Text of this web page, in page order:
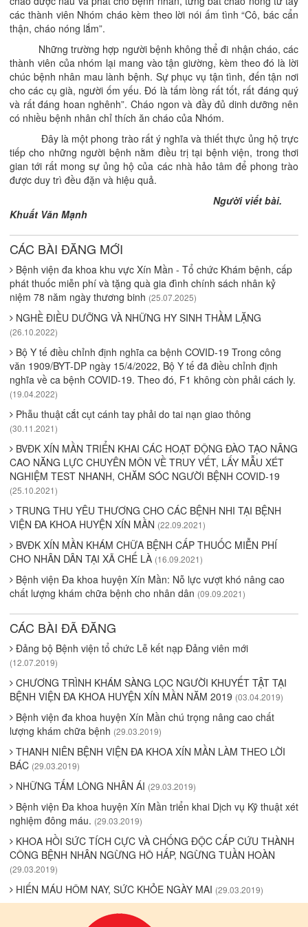
các thành viên Nhóm cháo kèm theo lời nói ấm tình “Cô, bác cẩn
thận, cháo nóng lắm”.
Những trường hợp người bệnh không thể đi nhận cháo, các
thành viên của nhóm lại mang vào tận giường, kèm theo đó là lời
chúc bệnh nhân mau lành bệnh. Sự phục vụ tận tình, đến tận nơi
cho các cụ già, người ốm yếu. Đó là tấm lòng rất tốt, rất đáng quý
và rất đáng hoan nghênh”. Cháo ngon và đầy đủ dinh dưỡng nên
có nhiều bệnh nhân chỉ thích ăn cháo của Nhóm.
Đây là một phong trào rất ý nghĩa và thiết thực ủng hộ trực
tiếp cho những người bệnh nằm điều trị tại bệnh viện, trong thơi
gian tới rất mong sự ủng hộ của các nhà hảo tâm để phong trào
được duy trì đều đặn và hiệu quả.
Người viết bài.
Khuất Văn Mạnh
CÁC BÀI ĐĂNG MỚI
Bệnh viện đa khoa khu vực Xín Mần - Tổ chức Khám bệnh, cấp
phát thuốc miễn phí và tặng quà gia đình chính sách nhân kỷ
niệm 78 năm ngày thương binh (25.07.2025)
NGHỀ ĐIỀU DƯỠNG VÀ NHỮNG HY SINH THẦM LẶNG
(26.10.2022)
Bộ Y tế điều chỉnh định nghĩa ca bệnh COVID-19 Trong công
văn 1909/BYT-DP ngày 15/4/2022, Bộ Y tế đã điều chỉnh định
nghĩa về ca bệnh COVID-19. Theo đó, F1 không còn phải cách ly.
(19.04.2022)
Phẫu thuật cắt cụt cánh tay phải do tai nạn giao thông
(30.11.2021)
BVĐK XÍN MẦN TRIỂN KHAI CÁC HOẠT ĐỘNG ĐÀO TẠO NÂNG
CAO NĂNG LỰC CHUYÊN MÔN VỀ TRUY VẾT, LẤY MẪU XÉT
NGHIỆM TEST NHANH, CHĂM SÓC NGƯỜI BỆNH COVID-19
(25.10.2021)
TRUNG THU YÊU THƯƠNG CHO CÁC BỆNH NHI TẠI BỆNH
VIỆN ĐA KHOA HUYỆN XÍN MẦN (22.09.2021)
BVĐK XÍN MẦN KHÁM CHỮA BỆNH CẤP THUỐC MIỄN PHÍ
CHO NHÂN DÂN TẠI XÃ CHẾ LÀ (16.09.2021)
Bệnh viện Đa khoa huyện Xín Mần: Nỗ lực vượt khó nâng cao
chất lượng khám chữa bệnh cho nhân dân (09.09.2021)
CÁC BÀI ĐÃ ĐĂNG
Đảng bộ Bệnh viện tổ chức Lễ kết nạp Đảng viên mới
(12.07.2019)
CHƯƠNG TRÌNH KHÁM SÀNG LỌC NGƯỜI KHUYẾT TẬT TẠI
BỆNH VIỆN ĐA KHOA HUYỆN XÍN MẦN NĂM 2019 (03.04.2019)
Bệnh viện đa khoa huyện Xín Mần chú trọng nâng cao chất
lượng khám chữa bệnh (29.03.2019)
THANH NIÊN BỆNH VIỆN ĐA KHOA XÍN MẦN LÀM THEO LỜI
BÁC (29.03.2019)
NHỮNG TẤM LÒNG NHÂN ÁI (29.03.2019)
Bệnh viện Đa khoa huyện Xín Mần triển khai Dịch vụ Kỹ thuật xét
nghiệm đông máu. (29.03.2019)
KHOA HỒI SỨC TÍCH CỰC VÀ CHỐNG ĐỘC CẤP CỨU THÀNH
CÔNG BỆNH NHÂN NGỪNG HÔ HẤP, NGỪNG TUẦN HOÀN
(29.03.2019)
HIẾN MÁU HÔM NAY, SỨC KHỎE NGÀY MAI (29.03.2019)